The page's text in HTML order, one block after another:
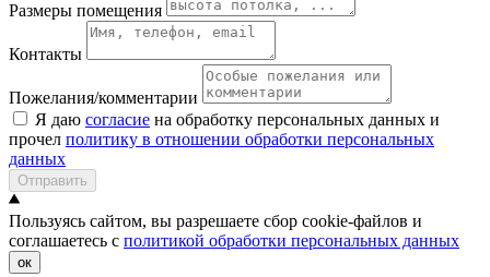
Размеры помещения
Контакты
Пожелания/комментарии
Я даю согласие на обработку персональных данных и
прочел политику в отношении обработки персональных
данных
Отправить
Пользуясь сайтом, вы разрешаете сбор cookie-файлов и
соглашаетесь с политикой обработки персональных данных
ок